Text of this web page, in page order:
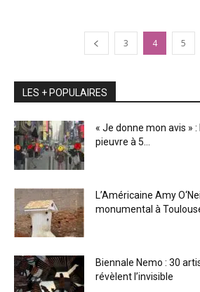
3 4 5
LES + POPULAIRES
« Je donne mon avis »
pieuvre à 5...
L’Américaine Amy
monumental à
Biennale Nemo : 30
révèlent l’invisible